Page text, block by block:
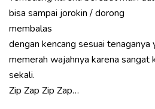
bisa sampai jorokin / dorong
membalas
dengan kencang sesuai tenaganya
memerah wajahnya karena sangat
sekali.
Zip Zap Zip Zap…